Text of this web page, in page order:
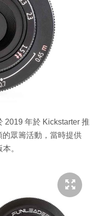
2019 年於 Kickstarter 推
眾籌活動，當時提供
。